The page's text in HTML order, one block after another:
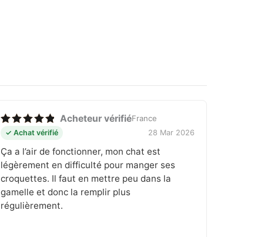
Note5
Acheteur vérifiéFrance
✓ Achat vérifié 28 Mar 2026
Ça a l’air de fonctionner, mon chat est
légèrement en difficulté pour manger ses
croquettes. Il faut en mettre peu dans la
gamelle et donc la remplir plus
régulièrement.